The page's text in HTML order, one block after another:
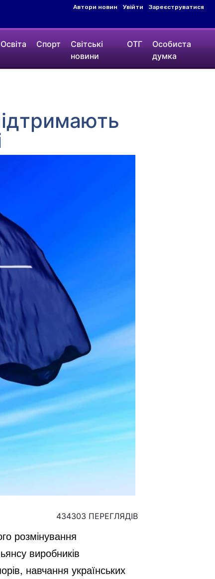
Автори новин Увійти Зареєструватися
Освіта Спорт
Світські
новини
ОТГ
Особиста
думка
434303 ПЕРЕГЛЯДІВ
розмінування
виробників
навчання українських